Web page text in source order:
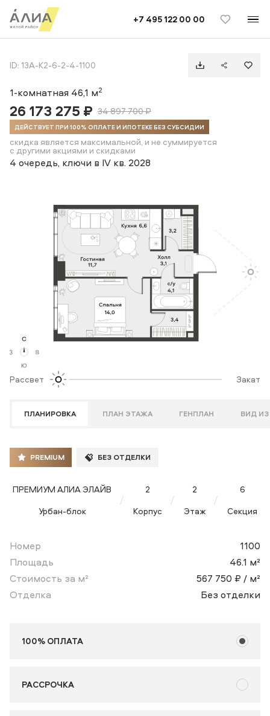
+7 495 122 00 00
TELEGRAM ВКОНТАКТЕ
ID: 13A-К2-6-2-4-1100
1-комнатная 46,1 м2
26 173 275 ₽ 34 897 700 ₽
ДЕЙСТВУЕТ ПРИ 100% ОПЛАТЕ И ИПОТЕКЕ БЕЗ СУБСИДИИ
скидка является максимальной, и не суммируется
с другими акциями и скидками
4 очередь, ключи в IV кв. 2028
Рассвет Закат
ПЛАНИРОВКА ПЛАН ЭТАЖА ГЕНПЛАН ВИД
PREMIUM БЕЗ ОТДЕЛКИ
ПРЕМИУМ АЛИА ЭЛАЙВ
Урбан-блок
2
Корпус
2
Этаж
6
Секция
Номер
1100
Площадь
46.1 м²
Стоимость за м²
567 750 ₽ / м²
Отделка
Без отделки
100% ОПЛАТА
РАССРОЧКА